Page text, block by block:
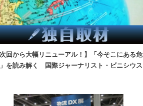
次回から大幅リニューアル！】「今そこにある危
を読み解く 国際ジャーナリスト・ビニシウス